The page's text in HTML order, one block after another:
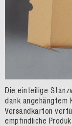
Die einteilige
dank angehängtem
Versandkarton
empfindliche